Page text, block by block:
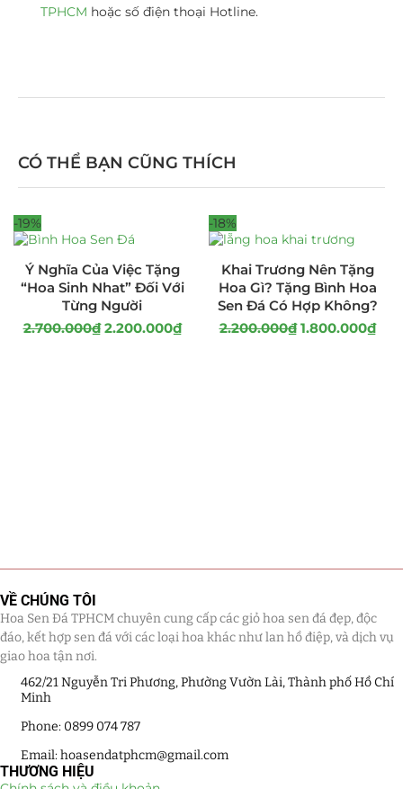
TPHCM hoặc số điện thoại Hotline.
CÓ THỂ BẠN CŨNG THÍCH
-19%
Ý Nghĩa Của Việc Tặng
“Hoa Sinh Nhat” Đối Với
Từng Người
2.700.000₫ 2.200.000₫
-18%
Khai Trương Nên Tặng
Hoa Gì? Tặng Bình Hoa
Sen Đá Có Hợp Không?
2.200.000₫ 1.800.000₫
VỀ CHÚNG TÔI
Hoa Sen Đá TPHCM chuyên cung cấp các giỏ hoa sen đá đẹp, độc
đáo, kết hợp sen đá với các loại hoa khác như lan hồ điệp, và dịch vụ
giao hoa tận nơi.
462/21 Nguyễn Tri Phương, Phường Vườn Lài, Thành phố Hồ Chí
Minh
Phone: 0899 074 787
Email: hoasendatphcm@gmail.com
THƯƠNG HIỆU